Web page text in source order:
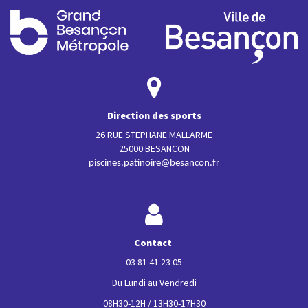
Direction des sports
26 RUE STEPHANE MALLARME
25000 BESANCON
piscines.patinoire@besancon.fr
Contact
03 81 41 23 05
Du Lundi au Vendredi
08H30-12H / 13H30-17H30